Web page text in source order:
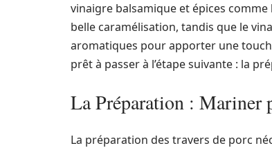
vinaigre balsamique et épices
belle caramélisation, tandis que le
aromatiques pour apporter une
prêt à passer à l’étape suivante : la
La Préparation : Mariner
La préparation des travers de porc